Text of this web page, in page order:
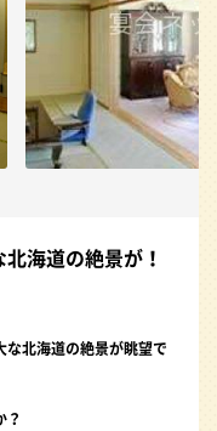
海道の絶景が！
北海道の絶景が眺望で
？